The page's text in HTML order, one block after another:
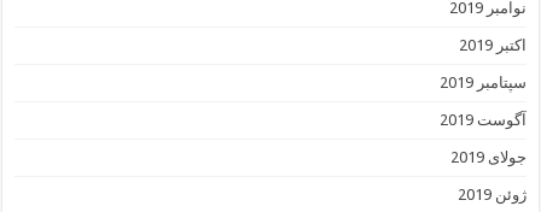
نوامبر 2019
اکتبر 2019
سپتامبر 2019
آگوست 2019
جولای 2019
ژوئن 2019